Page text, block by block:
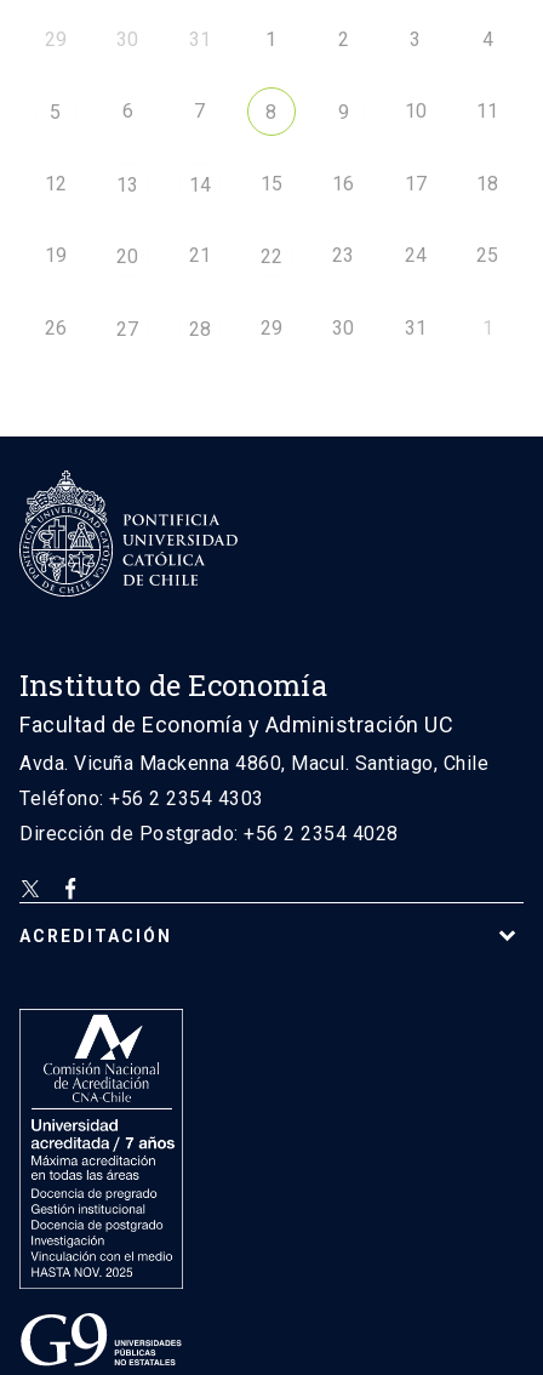
29 30 31 1 2 3 4
5 6 7 8 9 10 11
12 13 14 15 16 17 18
19 20 21 22 23 24 25
26 27 28 29 30 31 1
Instituto de Economía
Facultad de Economía y Administración UC
Avda. Vicuña Mackenna 4860, Macul. Santiago, Chile
Teléfono: +56 2 2354 4303
Dirección de Postgrado: +56 2 2354 4028
ACREDITACIÓN